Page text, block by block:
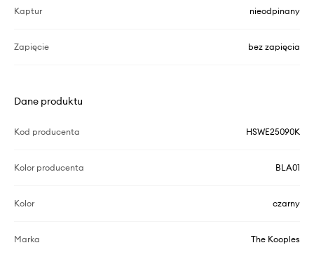
Kaptur nieodpinany
Zapięcie bez zapięcia
Dane produktu
Kod producenta HSWE25090K
Kolor producenta BLA01
Kolor czarny
Marka The Kooples